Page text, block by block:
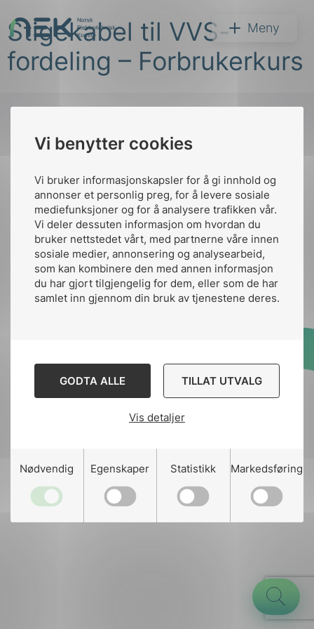
Vi benytter cookies
Vi bruker informasjonskapsler for å gi innhold og
annonser et personlig preg, for å levere sosiale
mediefunksjoner og for å analysere trafikken vår.
Vi deler dessuten informasjon om hvordan du
bruker nettstedet vårt, med partnerne våre innen
sosiale medier, annonsering og analysearbeid,
som kan kombinere den med annen informasjon
du har gjort tilgjengelig for dem, eller som de har
samlet inn gjennom din bruk av tjenestene deres.
GODTA ALLE TILLAT UTVALG
Vis detaljer
Nødvendig Egenskaper Statistikk Markedsføring
til
innhold
NEK Meny
Søk
Stigekabel til VVS-
fordeling – Forbrukerkurs
Kontakt oss
Ansatte
nek@nek.no
Kontakt
Bruk av Cookies
Designed and developed
Stem Agency
toppen